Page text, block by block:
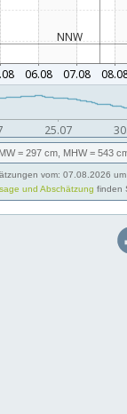
MW= 297 cm, MHW= 543
vom: 07.08.2026
und Abschätzung finden